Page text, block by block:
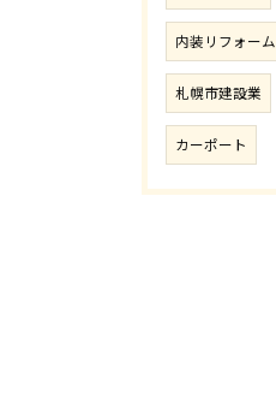
内装リフォーム
札幌市建設業
カーポート